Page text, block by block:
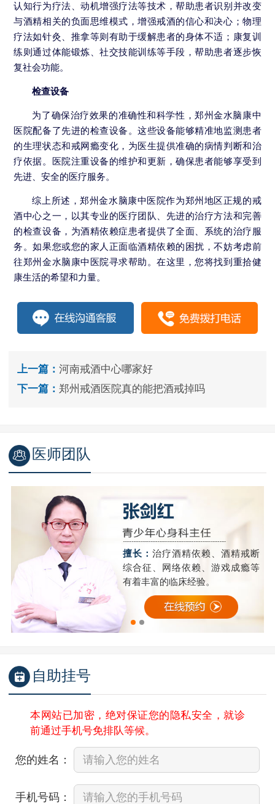
认知行为疗法、动机增强疗法等技术，帮助患者识别并改变
与酒精相关的负面思维模式，增强戒酒的信心和决心；物理
疗法如针灸、推拿等则有助于缓解患者的身体不适；康复训
练则通过体能锻炼、社交技能训练等手段，帮助患者逐步恢
复社会功能。
检查设备
为了确保治疗效果的准确性和科学性，郑州金水脑康中
医院配备了先进的检查设备。这些设备能够精准地监测患者
的生理状态和戒网瘾变化，为医生提供准确的病情判断和治
疗依据。医院注重设备的维护和更新，确保患者能够享受到
先进、安全的医疗服务。
综上所述，郑州金水脑康中医院作为郑州地区正规的戒
酒中心之一，以其专业的医疗团队、先进的治疗方法和完善
的检查设备，为酒精依赖症患者提供了全面、系统的治疗服
务。如果您或您的家人正面临酒精依赖的困扰，不妨考虑前
往郑州金水脑康中医院寻求帮助。在这里，您将找到重拾健
康生活的希望和力量。
上一篇： 河南戒酒中心哪家好
下一篇： 郑州戒酒医院真的能把酒戒掉吗
医师团队
擅长：治疗酒精依赖、酒精戒断
综合征、网络依赖、游戏成瘾等
有着丰富的临床经验。
自助挂号
本网站已加密，绝对保证您的隐私安全，就诊
前通过手机号免排队等候。
您的姓名：
手机号码：